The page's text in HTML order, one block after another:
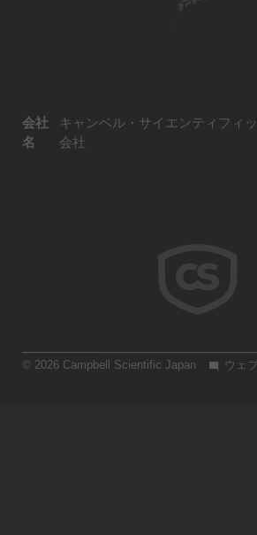
会社
名
キャンベル・サイエンティフィ
会社
ウェ
© 2026 Campbell Scientific Japan